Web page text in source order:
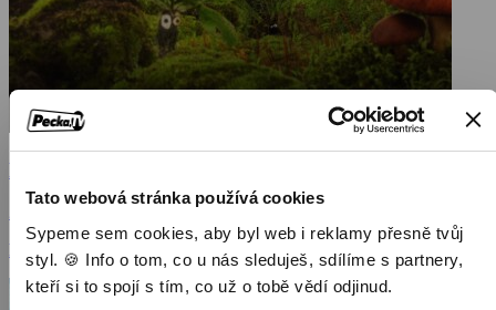
Tato webová stránka používá cookies
Sypeme sem cookies, aby byl web i reklamy přesně tvůj
styl. 🍪 Info o tom, co u nás sleduješ, sdílíme s partnery,
kteří si to spojí s tím, co už o tobě vědí odjinud.
Mazel a tajemství lesa
2021, Česká republika, Německo, Slovensko, 82 min
Filmy / Rodinné filmy / Dětský